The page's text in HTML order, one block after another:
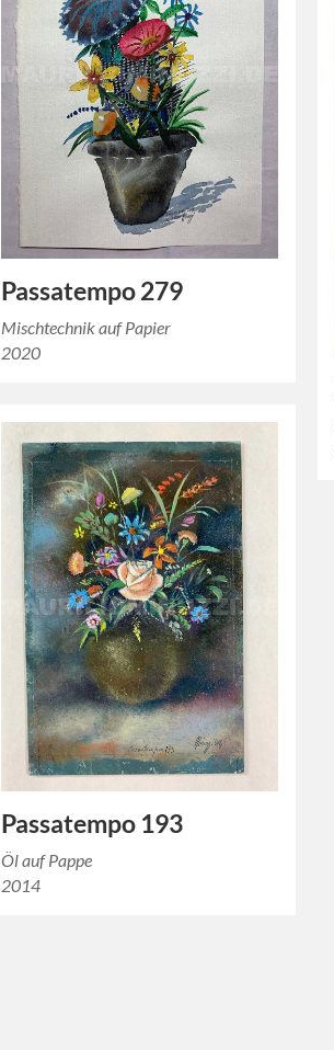
Passatempo 279
Mischtechnik auf Papier
2020
Passatempo 193
Öl auf Pappe
2014